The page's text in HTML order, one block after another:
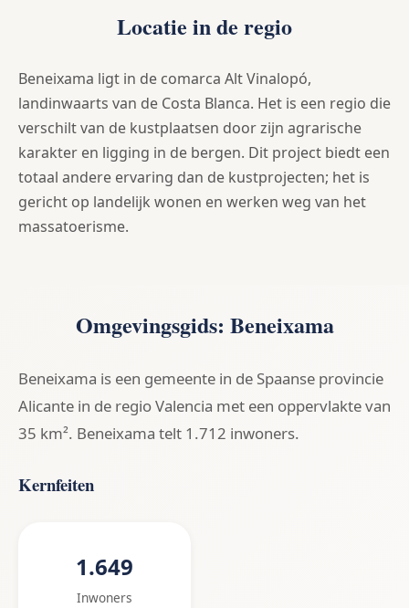
Locatie in de regio
Beneixama ligt in de comarca Alt Vinalopó,
landinwaarts van de Costa Blanca. Het is een regio die
verschilt van de kustplaatsen door zijn agrarische
karakter en ligging in de bergen. Dit project biedt een
totaal andere ervaring dan de kustprojecten; het is
gericht op landelijk wonen en werken weg van het
massatoerisme.
Omgevingsgids: Beneixama
Beneixama is een gemeente in de Spaanse provincie
Alicante in de regio Valencia met een oppervlakte van
35 km². Beneixama telt 1.712 inwoners.
Kernfeiten
1.649
Inwoners